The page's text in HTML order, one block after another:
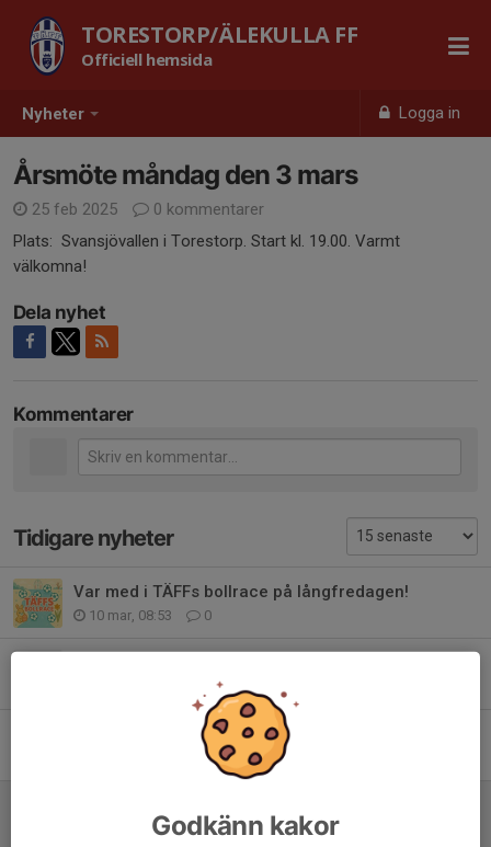
Nyheter Logga in
TORESTORP/ÄLEKULLA FF
Officiell hemsida
Årsmöte måndag den 3 mars
25 feb 2025
0 kommentarer
Plats: Svansjövallen i Torestorp. Start kl. 19.00. Varmt
välkomna!
Dela nyhet
Kommentarer
Tidigare nyheter
Var med i TÄFFs bollrace på långfredagen!
10 mar, 08:53 0
TÄFFs Bollrace på långfredagen 18/4!
25 feb 2025 0
Godkänn kakor